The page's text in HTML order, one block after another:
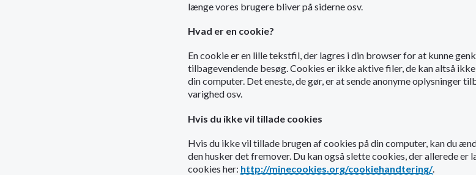
længe vores brugere bliver på siderne osv.
Hvad er en cookie?
En cookie er en lille tekstfil, der lagres i din browser for at kunne
tilbagevendende besøg. Cookies er ikke aktive filer, de kan altså
din computer. Det eneste, de gør, er at sende anonyme oplysninger
varighed osv.
Hvis du ikke vil tillade cookies
Hvis du ikke vil tillade brugen af cookies på din computer, kan du
den husker det fremover. Du kan også slette cookies, der allerede er
cookies her: http://minecookies.org/cookiehandtering/.